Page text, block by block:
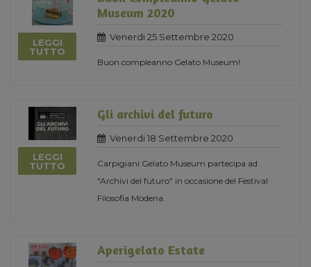
LEGGI
TUTTO
Museum 2020
Venerdi 25 Settembre 2020
Buon compleanno Gelato Museum!
LEGGI
TUTTO
Gli archivi del futuro
Venerdi 18 Settembre 2020
Carpigiani Gelato Museum partecipa ad
"Archivi del futuro" in occasione del Festival
Filosofia Modena.
Aperigelato Estate